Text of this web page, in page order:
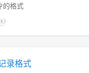
的格式
)
录格式